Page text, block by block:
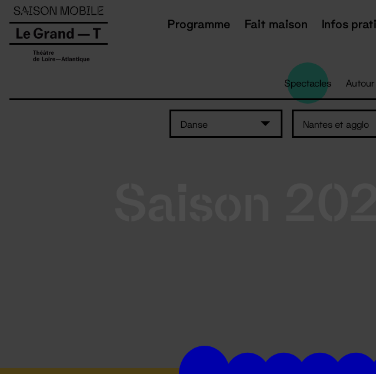
Programme Fait maison Infos
Spectacles
Danse Nantes et agglo
Panneau de gestion des cookies